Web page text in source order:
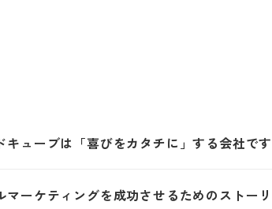
キューブは「喜びをカタチに」する会社です
マーケティングを成功させるためのストーリ